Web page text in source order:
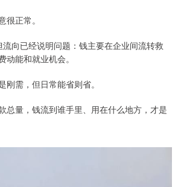
很正常。
向已经说明问题：钱主要在企业间流转救
动能和就业机会。
刚需，但日常能省则省。
总量，钱流到谁手里、用在什么地方，才是